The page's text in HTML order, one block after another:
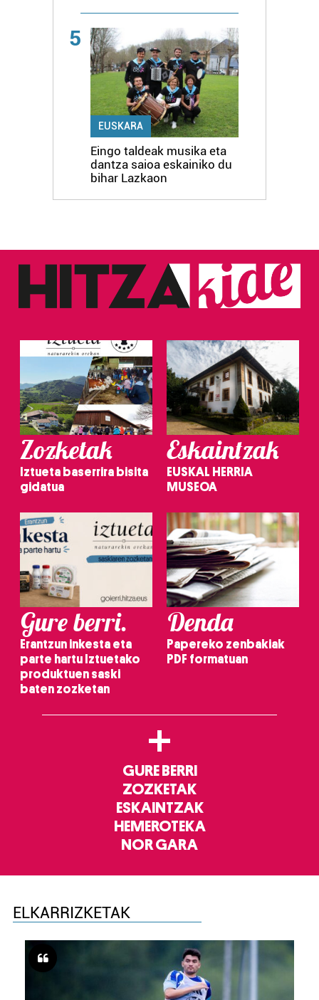
5
EUSKARA
Eingo taldeak musika eta
dantza saioa eskainiko du
bihar Lazkaon
Zozketak
Iztueta baserrira bisita
gidatua
Eskaintzak
EUSKAL HERRIA
MUSEOA
Gure berri.
Erantzun inkesta eta
parte hartu Iztuetako
produktuen saski
baten zozketan
Denda
Papereko zenbakiak
PDF formatuan
+
GURE BERRI
ZOZKETAK
ESKAINTZAK
HEMEROTEKA
NOR GARA
ELKARRIZKETAK